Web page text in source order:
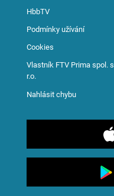
HbbTV
Podmínky užívání
Cookies
Vlastník FTV Prima spol. s
r.o.
Nahlásit chybu